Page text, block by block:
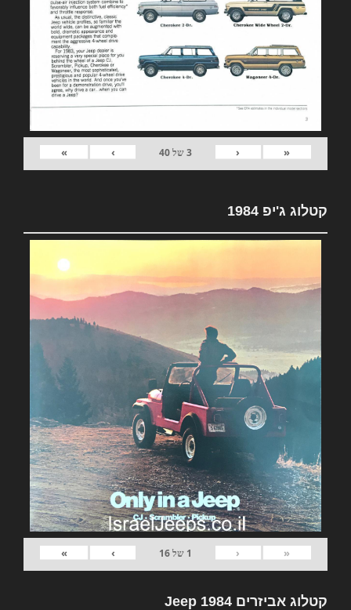
«
‹
3של40
›
»
קטלוג ג'יפ 1984
«
‹
1 של16
›
»
קטלוג אביזרים Jeep 1984